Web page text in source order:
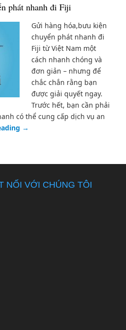
phát nhanh đi Fiji
Gửi hàng hóa,bưu kiện
chuyển phát nhanh đi
Fiji từ Việt Nam một
cách nhanh chóng và
đơn giản – nhưng để
chắc chắn rằng bạn
được giải quyết ngay.
Trước hết, bạn cần phải
có thể cung cấp dịch vụ an
→
NỐI VỚI CHÚNG TÔI